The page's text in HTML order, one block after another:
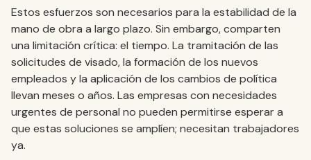
Estos esfuerzos son necesarios para la estabilidad de la
mano de obra a largo plazo. Sin embargo, comparten
una limitación crítica: el tiempo. La tramitación de las
solicitudes de visado, la formación de los nuevos
empleados y la aplicación de los cambios de política
llevan meses o años. Las empresas con necesidades
urgentes de personal no pueden permitirse esperar a
que estas soluciones se amplíen; necesitan trabajadores
ya.